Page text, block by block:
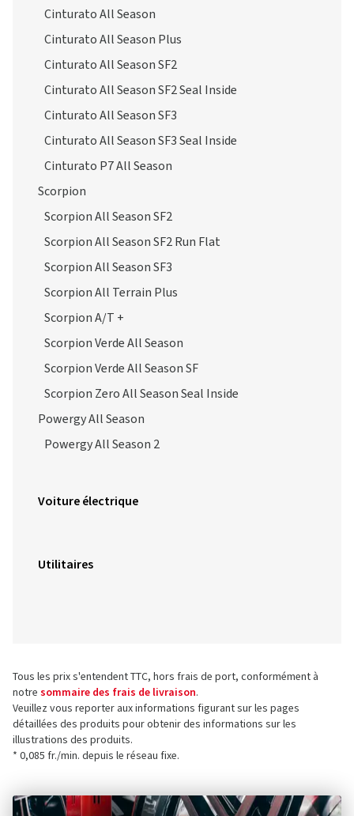
Cinturato All Season
Cinturato All Season Plus
Cinturato All Season SF2
Cinturato All Season SF2 Seal Inside
Cinturato All Season SF3
Cinturato All Season SF3 Seal Inside
Cinturato P7 All Season
Scorpion
Scorpion All Season SF2
Scorpion All Season SF2 Run Flat
Scorpion All Season SF3
Scorpion All Terrain Plus
Scorpion A/T +
Scorpion Verde All Season
Scorpion Verde All Season SF
Scorpion Zero All Season Seal Inside
Powergy All Season
Powergy All Season 2
Voiture électrique
Utilitaires
Tous les prix s'entendent TTC, hors frais de port, conformément à
notre sommaire des frais de livraison.
Veuillez vous reporter aux informations figurant sur les pages
détaillées des produits pour obtenir des informations sur les
illustrations des produits.
* 0,085 fr./min. depuis le réseau fixe.